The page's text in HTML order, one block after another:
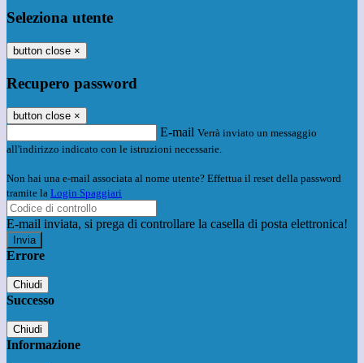
Seleziona utente
button close ×
Recupero password
button close ×
E-mail Verrà inviato un messaggio
all'indirizzo indicato con le istruzioni necessarie.
Non hai una e-mail associata al nome utente? Effettua il reset della password
tramite la Login Spaggiari
E-mail inviata, si prega di controllare la casella di posta elettronica!
Errore
Chiudi
Successo
Chiudi
Informazione